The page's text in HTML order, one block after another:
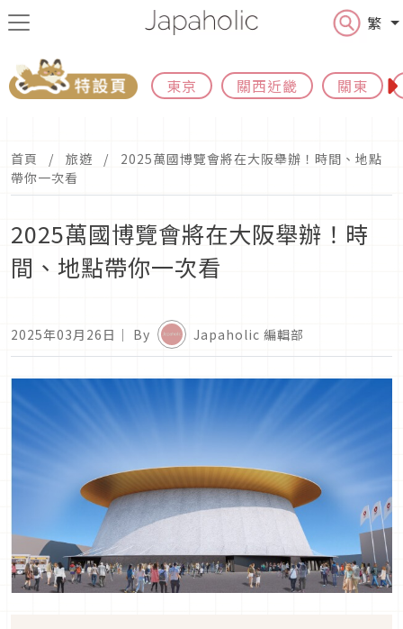
繁
東京 關西近畿 關東
首頁 旅遊
2025萬國博覽會將在大阪舉辦！時間、地點
帶你一次看
2025萬國博覽會將在大阪舉辦！時
間、地點帶你一次看
2025年03月26日 ｜ By Japaholic 編輯部